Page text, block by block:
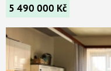
5 490 000 Kč